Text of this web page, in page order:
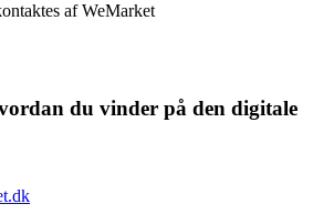
af WeMarket
du vinder på den digitale